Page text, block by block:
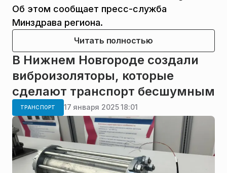
Об этом сообщает пресс-служба
Минздрава региона.
Читать полностью
В Нижнем Новгороде создали
виброизоляторы, которые
сделают транспорт бесшумным
ТРАНСПОРТ 17 января 2025 18:01